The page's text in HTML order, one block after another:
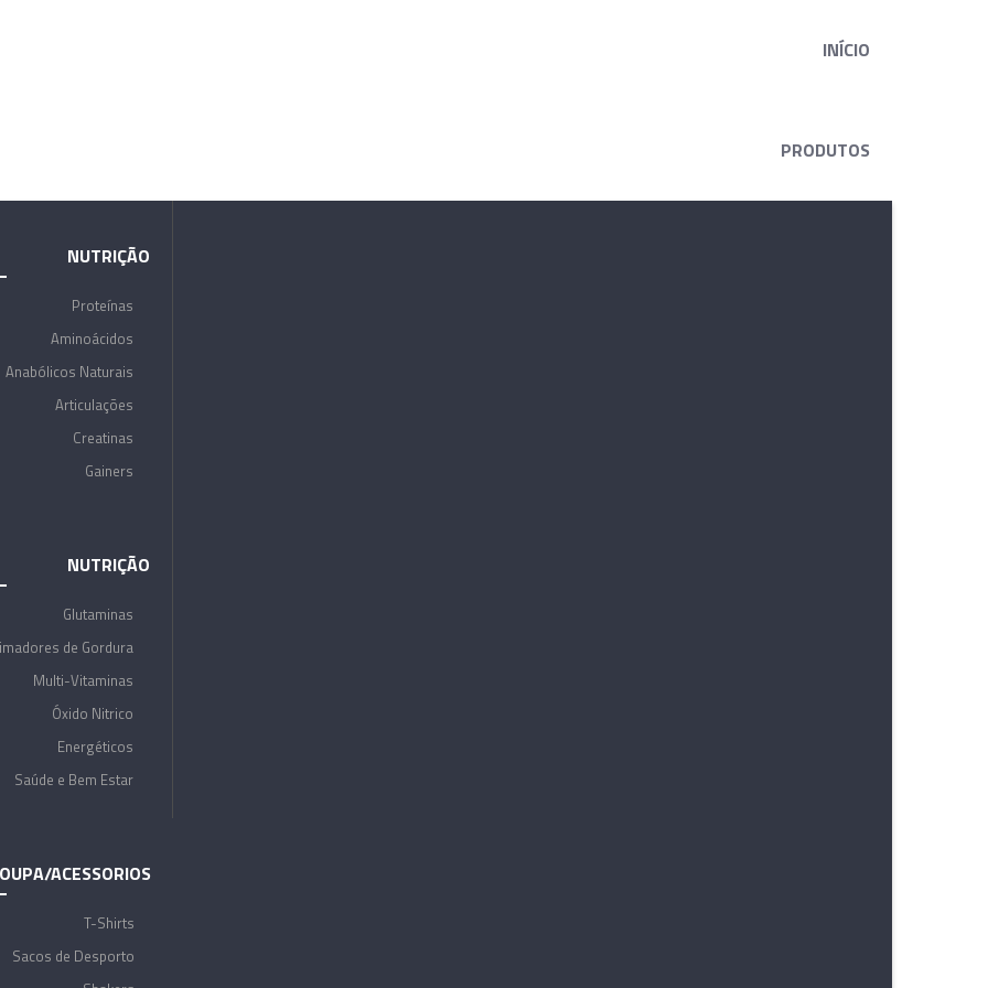
INÍCIO
PRODUTOS
NUTRIÇÃO
Proteínas
Aminoácidos
Anabólicos Naturais
Articulações
Creatinas
Gainers
NUTRIÇÃO
Glutaminas
de Gordura
Multi-Vitaminas
Óxido Nitrico
Energéticos
Saúde e Bem Estar
ACESSORIOS
T-Shirts
Sacos de Desporto